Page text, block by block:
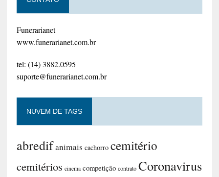
Funerarianet
www.funerarianet.com.br
tel: (14) 3882.0595
suporte@funerarianet.com.br
NUVEM DE TAGS
abredifanimais cachorro cemitério
cemitérios cinema competição contrato Coronavirus